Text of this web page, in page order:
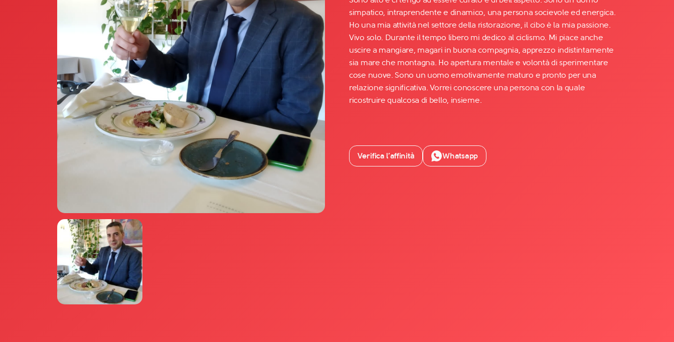
Facebook
YouTube
Instagram
TikTok
simpatico, intraprendente e dinamico, una persona socievole ed energica.
Ho una mia attività nel settore della ristorazione, il cibo è la mia passione.
Vivo solo. Durante il tempo libero mi dedico al ciclismo. Mi piace anche
uscire a mangiare, magari in buona compagnia, apprezzo indistintamente
sia mare che montagna. Ho apertura mentale e volontà di sperimentare
cose nuove. Sono un uomo emotivamente maturo e pronto per una
relazione significativa. Vorrei conoscere una persona con la quale
ricostruire qualcosa di bello, insieme.
Verifica l’affinità Whatsapp